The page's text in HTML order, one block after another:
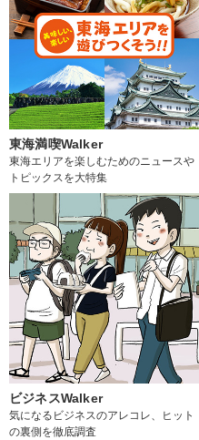
東海満喫Walker
東海エリアを楽しむためのニュースや
トピックスを大特集
ビジネスWalker
気になるビジネスのアレコレ、ヒット
の裏側を徹底調査